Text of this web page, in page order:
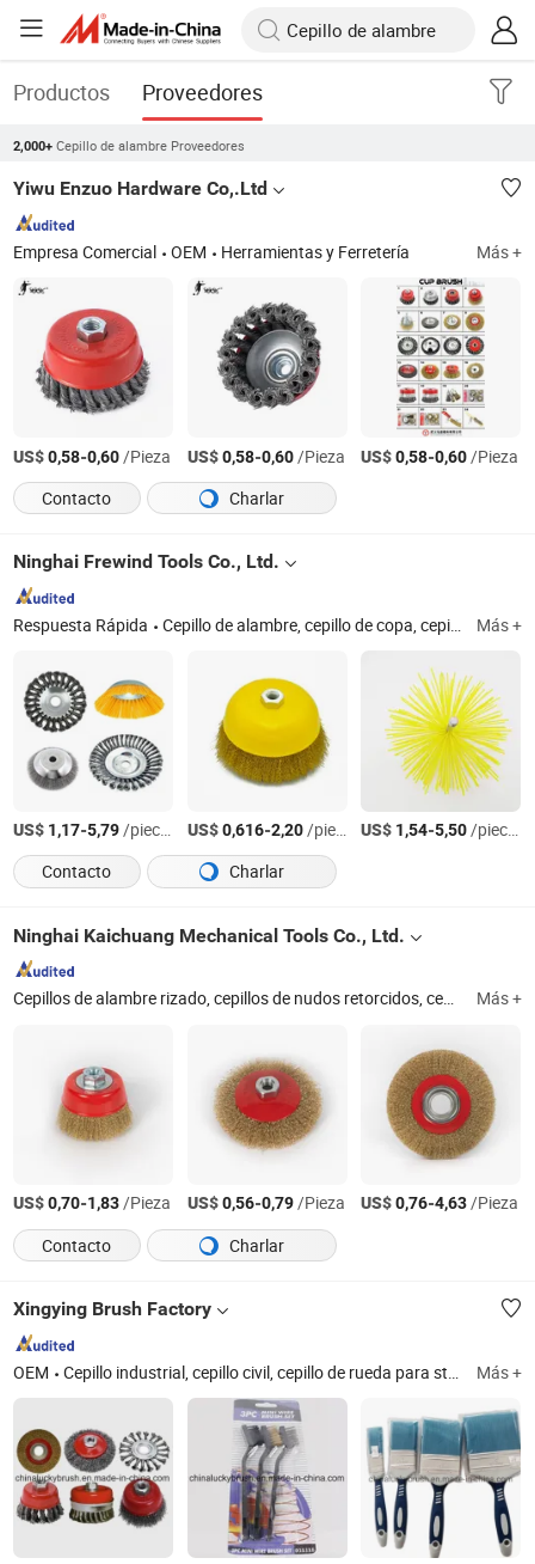
Productos Proveedores
2,000+ Cepillo de alambre Proveedores
Yiwu Enzuo Hardware Co,.Ltd
Empresa Comercial OEM Herramientas y Ferretería Más +
US$0,58-0,60/Pieza US$0,58-0,60/Pieza US$0,58-0,60/Pieza
Contacto
Charlar
Ninghai Frewind Tools Co., Ltd.
Respuesta Rápida Cepillo de alambre, cepillo de copa, cepillo de rueda, cepillo de chimenea, cepillo de chimenea Tornado, cepillo de tubo, cepillo de mango, cepillo abrasivo, mini cepillo, cepillo biselado Más +
US$ 1,17-5,79/pieces US$0,616-2,20/pieces US$ 1,54-5,50/pieces
Contacto
Charlar
Ninghai Kaichuang Mechanical Tools Co., Ltd.
Cepillos de alambre rizado, cepillos de nudos retorcidos, cepillo biselado, cepillo circular, cepillo de sección única, cepillos de alambre de cobre, cepillo de extremo, cepillo abrasivo, cepillo de nylon, cepillo industrial Más +
US$0,70-1,83/Pieza US$0,56-0,79/Pieza US$0,76-4,63/Pieza
Contacto
Charlar
Xingying Brush Factory
OEM Cepillo industrial, cepillo civil, cepillo de rueda para stenter, piezas de repuesto para maquinaria de impresión y tintura, cepillo de tubo, cepillo de rueda de alambre de acero, cepillo personalizado, barra de carbono, cepillo de pintura y rodillo de pintura, cepillo de barredora de carretera Más +